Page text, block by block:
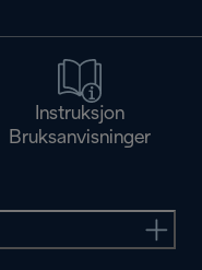
Instruksjon
Bruksanvisninger